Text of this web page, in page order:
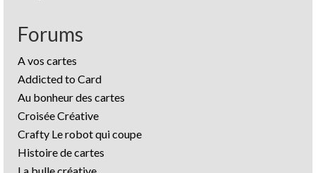
Forums
A vos cartes
Addicted to Card
Au bonheur des cartes
Croisée Créative
Crafty Le robot qui coupe
Histoire de cartes